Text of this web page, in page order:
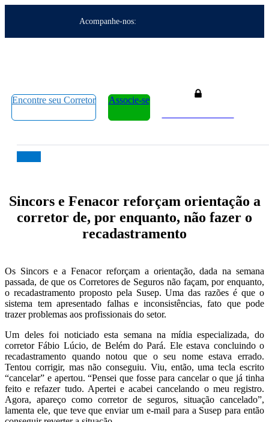
Acompanhe-nos:
Encontre seu Corretor
Associe-se
Sincors e Fenacor reforçam orientação a
corretor de, por enquanto, não fazer o
recadastramento
Os Sincors e a Fenacor reforçam a orientação, dada na semana
passada, de que os Corretores de Seguros não façam, por enquanto,
o recadastramento proposto pela Susep. Uma das razões é que o
sistema tem apresentado falhas e inconsistências, fato que pode
trazer problemas aos profissionais do setor.
Um deles foi noticiado esta semana na mídia especializada, do
corretor Fábio Lúcio, de Belém do Pará. Ele estava concluindo o
recadastramento quando notou que o seu nome estava errado.
Tentou corrigir, mas não conseguiu. Viu, então, uma tecla escrito
“cancelar” e apertou. “Pensei que fosse para cancelar o que já tinha
feito e refazer tudo. Apertei e acabei cancelando o meu registro.
Agora, apareço como corretor de seguros, situação cancelado”,
lamenta ele, que teve que enviar um e-mail para a Susep para então